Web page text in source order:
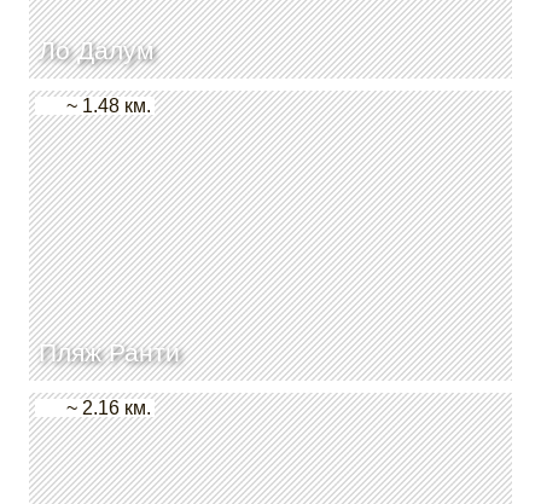
Ло Далум
Пляж Ранти
~ 1.48 км.
~ 2.16 км.